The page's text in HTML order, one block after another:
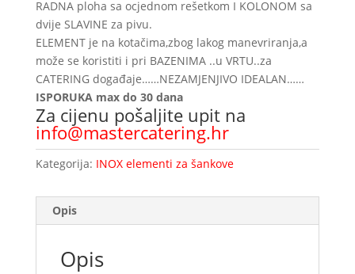
RADNA ploha sa ocjednom rešetkom I KOLONOM sa
dvije SLAVINE za pivu.
ELEMENT je na kotačima,zbog lakog manevriranja,a
može se koristiti i pri BAZENIMA ..u VRTU..za
CATERING događaje……NEZAMJENJIVO IDEALAN……
ISPORUKA max do 30 dana
Za cijenu pošaljite upit na
info@mastercatering.hr
Kategorija: INOX elementi za šankove
Opis
Opis